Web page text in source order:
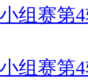
组赛第
组赛第